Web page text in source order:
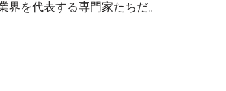
を代表する専門家たちだ。